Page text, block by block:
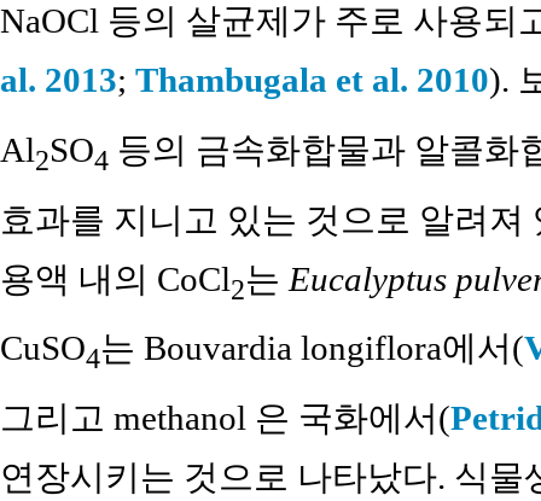
NaOCl 등의 살균제가 주로 사용되
al. 2013; Thambugala et al. 2010).
Al2SO4 등의 금속화합물과 알콜화
효과를 지니고 있는 것으로 알려져
용액 내의 CoCl2는 Eucalyptus
CuSO4는 Bouvardia longiflora에서(
그리고 methanol 은 국화에서(
연장시키는 것으로 나타났다. 식